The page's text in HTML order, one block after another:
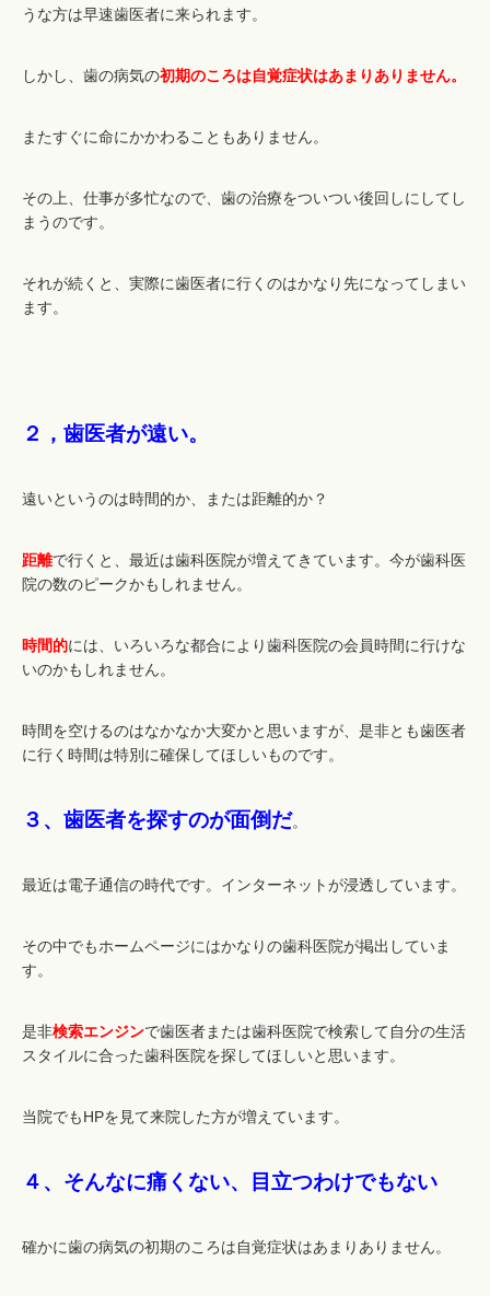
うな方は早速歯医者に来られます。
しかし、歯の病気の初期のころは自覚症状はあまりありません。
またすぐに命にかかわることもありません。
その上、仕事が多忙なので、歯の治療をついつい後回しにしてし
まうのです。
それが続くと、実際に歯医者に行くのはかなり先になってしまい
ます。
２，歯医者が遠い。
遠いというのは時間的か、または距離的か？
距離で行くと、最近は歯科医院が増えてきています。今が歯科医
院の数のピークかもしれません。
時間的には、いろいろな都合により歯科医院の会員時間に行けな
いのかもしれません。
時間を空けるのはなかなか大変かと思いますが、是非とも歯医者
に行く時間は特別に確保してほしいものです。
３、歯医者を探すのが面倒だ。
最近は電子通信の時代です。インターネットが浸透しています。
その中でもホームページにはかなりの歯科医院が掲出していま
す。
是非検索エンジンで歯医者または歯科医院で検索して自分の生活
スタイルに合った歯科医院を探してほしいと思います。
当院でもHPを見て来院した方が増えています。
４、そんなに痛くない、目立つわけでもない
確かに歯の病気の初期のころは自覚症状はあまりありません。